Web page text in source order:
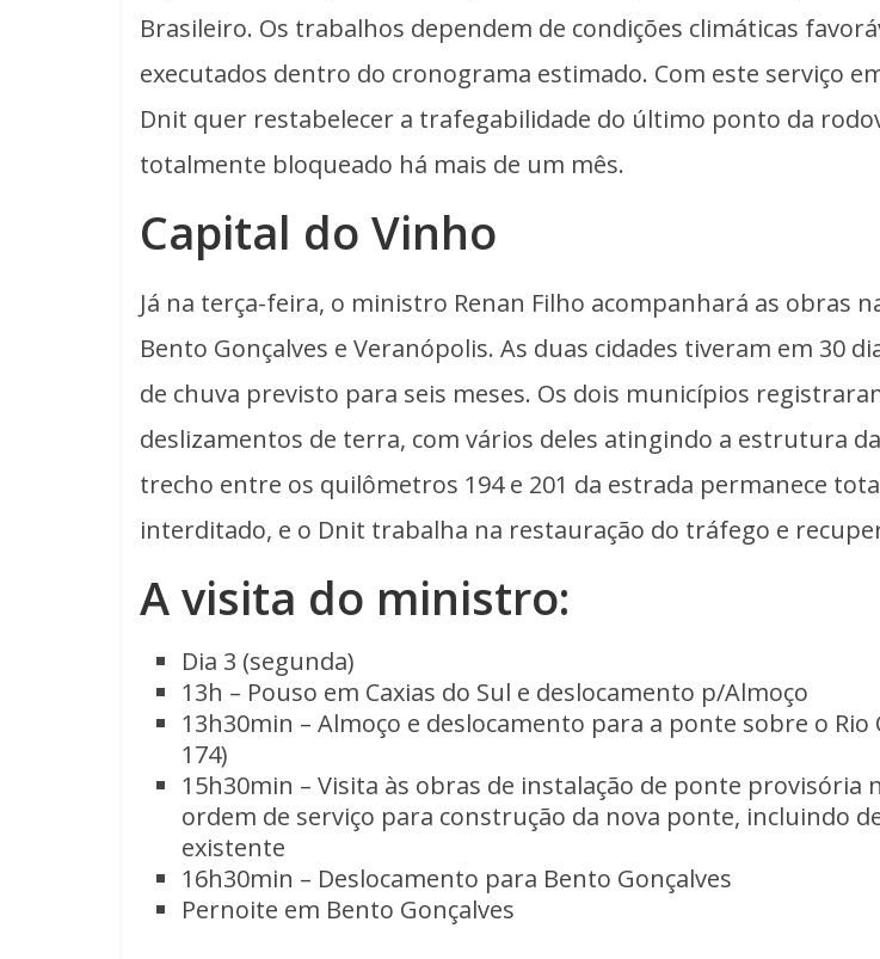
Brasileiro. Os trabalhos dependem de condições climáticas
executados dentro do cronograma estimado. Com este serviço
Dnit quer restabelecer a trafegabilidade do último ponto da
totalmente bloqueado há mais de um mês.
Capital do Vinho
Já na terça-feira, o ministro Renan Filho acompanhará as obras
Bento Gonçalves e Veranópolis. As duas cidades tiveram em 30
de chuva previsto para seis meses. Os dois municípios
deslizamentos de terra, com vários deles atingindo a estrutura
trecho entre os quilômetros 194 e 201 da estrada permanece
interditado, e o Dnit trabalha na restauração do tráfego e
A visita do ministro:
Dia 3 (segunda)
13h – Pouso em Caxias do Sul e deslocamento p/Almoço
13h30min – Almoço e deslocamento para a ponte sobre o Rio
174)
15h30min – Visita às obras de instalação de ponte provisória
ordem de serviço para construção da nova ponte, incluindo
existente
16h30min – Deslocamento para Bento Gonçalves
Pernoite em Bento Gonçalves